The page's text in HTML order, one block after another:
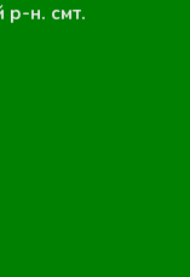
р-н. смт.